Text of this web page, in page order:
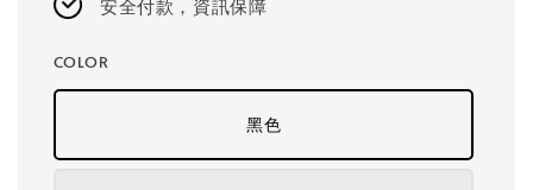
安全付款，資訊保障
COLOR
黑色